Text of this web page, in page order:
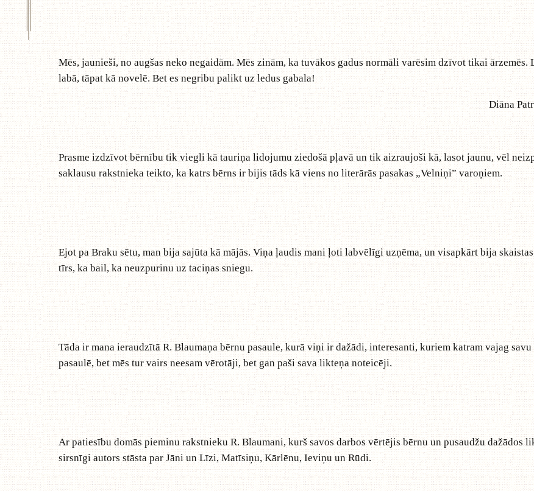
Mēs, jaunieši, no augšas neko negaidām. Mēs zinām, ka tuvākos gadus normāli varēsim dzīvot tikai
labā, tāpat kā novelē. Bet es negribu palikt uz ledus gabala!
Diāna
Prasme izdzīvot bērnību tik viegli kā tauriņa lidojumu ziedošā pļavā un tik aizraujoši kā, lasot jaunu, vēl
saklausu rakstnieka teikto, ka katrs bērns ir bijis tāds kā viens no literārās pasakas „Velniņi” varoņiem.
Ejot pa Braku sētu, man bija sajūta kā mājās. Viņa ļaudis mani ļoti labvēlīgi uzņēma, un visapkārt bija
tīrs, ka bail, ka neuzpurinu uz taciņas sniegu.
Tāda ir mana ieraudzītā R. Blaumaņa bērnu pasaule, kurā viņi ir dažādi, interesanti, kuriem katram vajag
pasaulē, bet mēs tur vairs neesam vērotāji, bet gan paši sava likteņa noteicēji.
Ar patiesību domās pieminu rakstnieku R. Blaumani, kurš savos darbos vērtējis bērnu un pusaudžu
sirsnīgi autors stāsta par Jāni un Līzi, Matīsiņu, Kārlēnu, Ieviņu un Rūdi.